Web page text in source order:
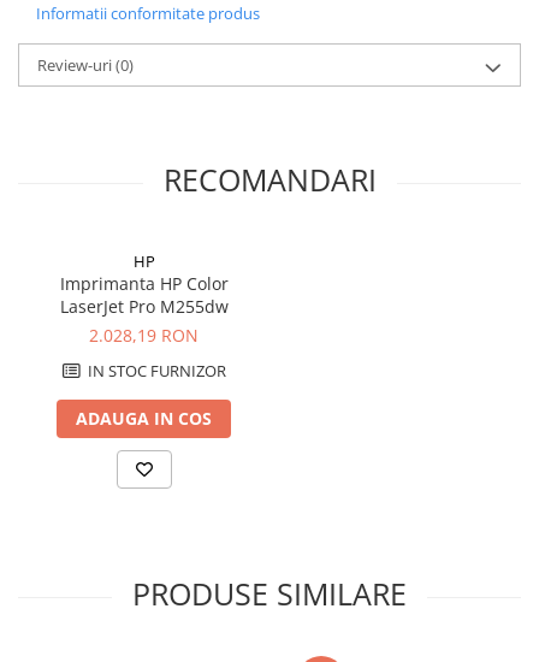
Informatii conformitate produs
Review-uri(0)
RECOMANDARI
HP
Imprimanta HP Color
LaserJet Pro M255dw
2.028,19 RON
IN STOC FURNIZOR
ADAUGA IN COS
PRODUSE SIMILARE